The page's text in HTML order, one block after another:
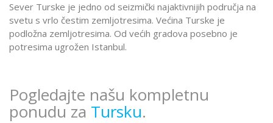
Sever Turske je jedno od seizmički najaktivnijih područja na
svetu s vrlo čestim zemljotresima. Većina Turske je
podložna zemljotresima. Od većih gradova posebno je
potresima ugrožen Istanbul.
Pogledajte našu kompletnu
ponudu za Tursku.